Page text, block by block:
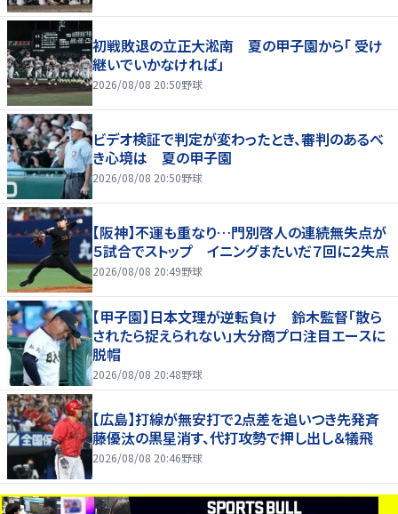
初戦敗退の立正大淞南 夏の甲子園から「 受け
継いでいかなければ」
2026/08/08 20:50野球
ビデオ検証で判定が変わったとき、審判のあるべ
き心境は 夏の甲子園
2026/08/08 20:50野球
【阪神】不運も重なり…門別啓人の連続無失点が
５試合でストップ イニングまたいだ７回に２失点
2026/08/08 20:49野球
【甲子園】日本文理が逆転負け 鈴木監督「散ら
されたら捉えられない」大分商プロ注目エースに
脱帽
2026/08/08 20:48野球
【広島】打線が無安打で2点差を追いつき先発斉
藤優汰の黒星消す、代打攻勢で押し出し＆犠飛
2026/08/08 20:46野球